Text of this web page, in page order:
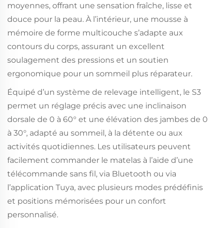
moyennes, offrant une sensation fraîche, lisse et
douce pour la peau. À l’intérieur, une mousse à
mémoire de forme multicouche s’adapte aux
contours du corps, assurant un excellent
soulagement des pressions et un soutien
ergonomique pour un sommeil plus réparateur.
Équipé d’un système de relevage intelligent, le S3
permet un réglage précis avec une inclinaison
dorsale de 0 à 60° et une élévation des jambes de 0
à 30°, adapté au sommeil, à la détente ou aux
activités quotidiennes. Les utilisateurs peuvent
facilement commander le matelas à l’aide d’une
télécommande sans fil, via Bluetooth ou via
l’application Tuya, avec plusieurs modes prédéfinis
et positions mémorisées pour un confort
personnalisé.